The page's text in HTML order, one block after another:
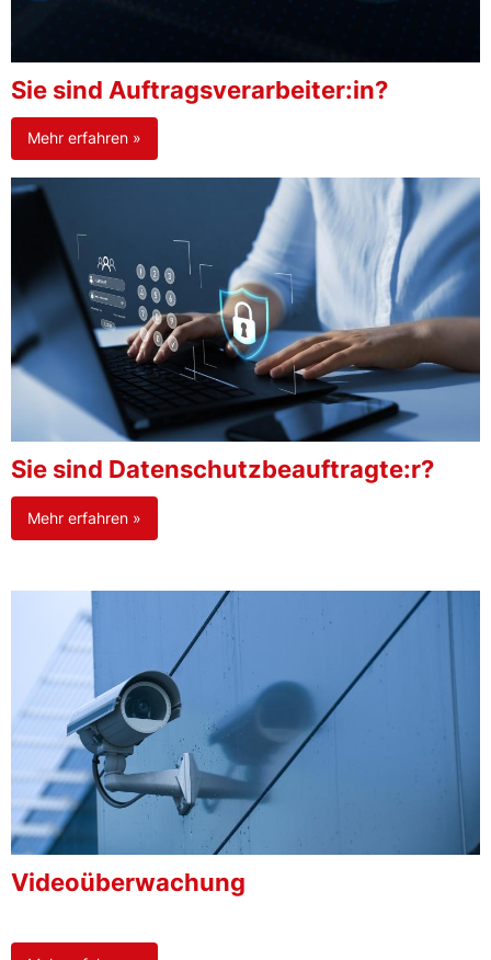
Sie sind Auftragsverarbeiter:in?
Mehr erfahren »
Sie sind Datenschutzbeauftragte:r?
Mehr erfahren »
Videoüberwachung